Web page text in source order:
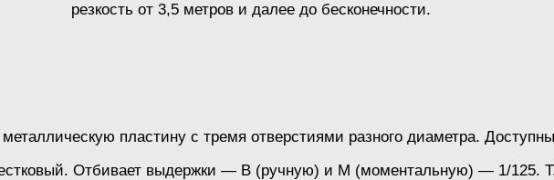
резкость от 3,5 метров и далее до бесконечности.
пластину с тремя отверстиями разного диаметра.
Отбивает выдержки — В (ручную) и М (моментальную) — 1/125.